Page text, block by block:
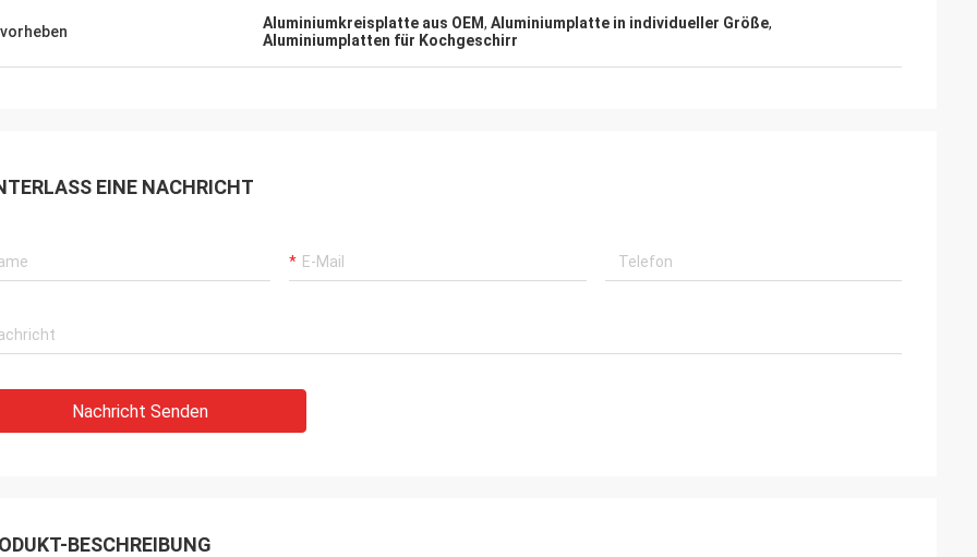
Aluminiumkreisplatte aus OEM, Aluminiumplatte in individueller Größe,
Aluminiumplatten für Kochgeschirr
EINE NACHRICHT
Nachricht Senden
BESCHREIBUNG